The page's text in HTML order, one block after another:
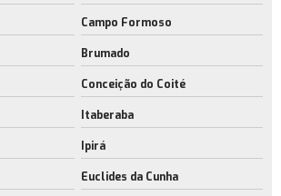
Campo Formoso
Brumado
Conceição do Coité
Itaberaba
Ipirá
Euclides da Cunha